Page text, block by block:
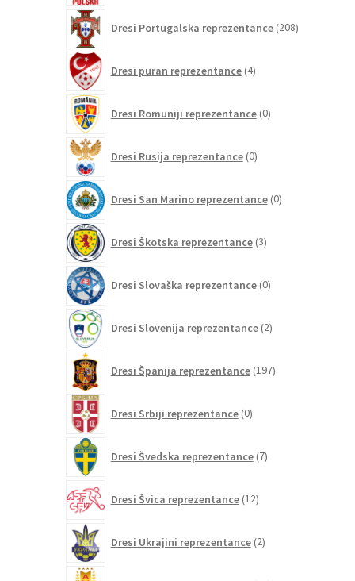
Dresi Portugalska reprezentance 208izdelkov
Dresi puran reprezentance 4izdelki
Dresi Romuniji reprezentance 0izdelkov
Dresi Rusija reprezentance 0izdelkov
Dresi San Marino reprezentance 0izdelkov
Dresi Škotska reprezentance 3izdelki
Dresi Slovaška reprezentance 0izdelkov
Dresi Slovenija reprezentance 2izdelka
Dresi Španija reprezentance 197izdelkov
Dresi Srbiji reprezentance 0izdelkov
Dresi Švedska reprezentance 7izdelkov
Dresi Švica reprezentance 12izdelkov
Dresi Ukrajini reprezentance 2izdelka